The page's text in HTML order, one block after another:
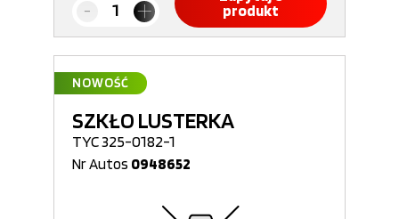
produkt
NOWOŚĆ
SZKŁO LUSTERKA
TYC 325-0182-1
Nr Autos 0948652